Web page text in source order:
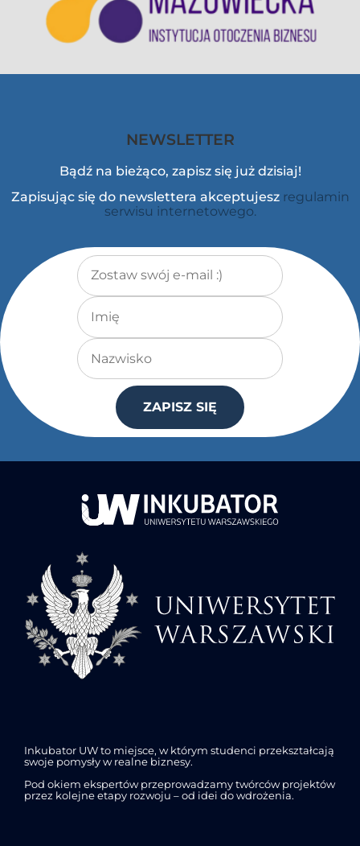
NEWSLETTER
Bądź na bieżąco, zapisz się już dzisiaj!
Zapisując się do newslettera akceptujesz regulamin
serwisu internetowego.
Adres e-mail*
Imię
Nazwisko
ZAPISZ SIĘ
Inkubator UW to miejsce, w którym studenci przekształcają
swoje pomysły w realne biznesy.
Pod okiem ekspertów przeprowadzamy twórców projektów
przez kolejne etapy rozwoju – od idei do wdrożenia.